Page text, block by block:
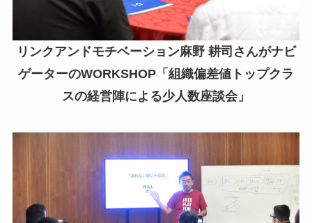
リンクアンドモチベーション麻野 耕司さんがナビ
ゲーターのWORKSHOP「組織偏差値トップクラ
スの経営陣による少人数座談会」